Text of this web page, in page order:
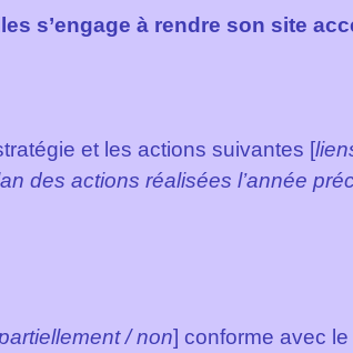
s’engage à rendre son site
et les actions suivantes [
des actions réalisées l’année
/ non] conforme avec le